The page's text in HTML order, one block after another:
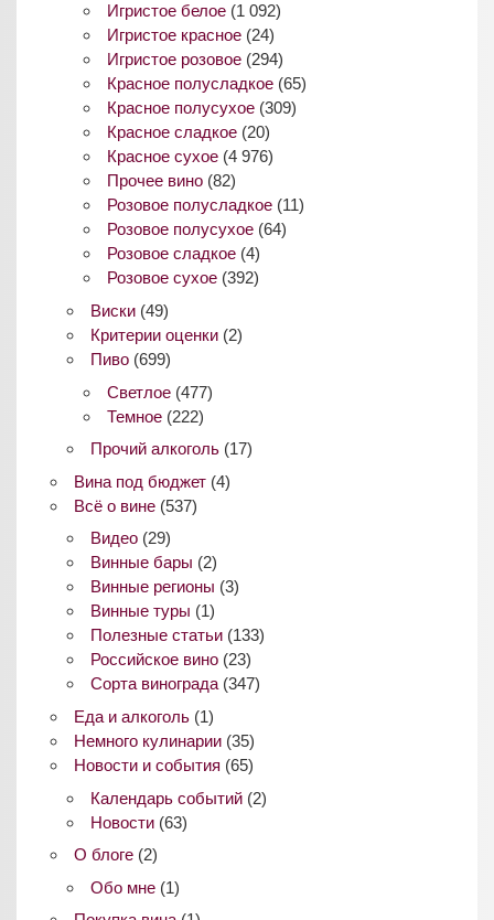
Игристое белое (1 092)
Игристое красное (24)
Игристое розовое (294)
Красное полусладкое (65)
Красное полусухое (309)
Красное сладкое (20)
Красное сухое (4 976)
Прочее вино (82)
Розовое полусладкое (11)
Розовое полусухое (64)
Розовое сладкое (4)
Розовое сухое (392)
Виски(49)
Критерии оценки(2)
Пиво(699)
Светлое (477)
Темное (222)
Прочий алкоголь(17)
Вина под бюджет(4)
Всё о вине(537)
Видео(29)
Винные бары (2)
Винные регионы (3)
Винные туры (1)
Полезные статьи(133)
Российское вино(23)
Сорта винограда(347)
Еда и алкоголь(1)
Немного кулинарии(35)
Новости и события (65)
Календарь событий(2)
Новости(63)
О блоге(2)
Обо мне(1)